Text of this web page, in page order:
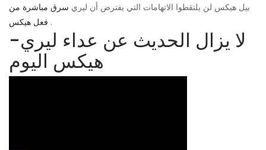
بيل هيكس لن يلتقطوا الاتهامات التي يفترض أن ليري سرق مباشرة من
فعل هيكس .
لا يزال الحديث عن عداء ليري-
هيكس اليوم